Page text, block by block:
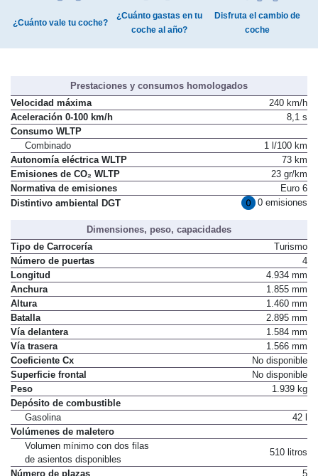
¿Cuánto gastas en tu
Disfruta el cambio de
Prestaciones y consumos homologados
Velocidad máxima
240 km/h
Aceleración 0-100 km/h
Consumo WLTP
Combinado
1 l/100 km
Autonomía eléctrica WLTP
73 km
Emisiones de CO₂ WLTP
23 gr/km
Normativa de emisiones
Euro 6
Dimensiones, peso, capacidades
Tipo de Carrocería
Turismo
Número de puertas
4
Longitud
4.934 mm
Anchura
1.855 mm
Altura
1.460 mm
Batalla
2.895 mm
Vía delantera
1.584 mm
Vía trasera
1.566 mm
Coeficiente Cx
No disponible
Superficie frontal
No disponible
Peso
Depósito de combustible
Gasolina
Volúmenes de maletero
Volumen mínimo con dos filas
de asientos disponibles